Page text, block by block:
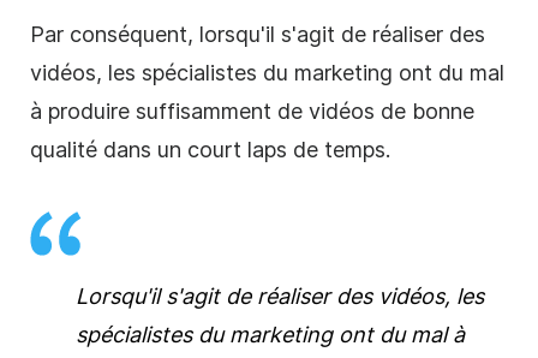
Par conséquent, lorsqu'il s'agit de réaliser des
vidéos, les spécialistes du marketing ont du mal
à produire suffisamment de vidéos de bonne
qualité dans un court laps de temps.
Lorsqu'il s'agit de réaliser desvidéos, les
spécialistes du marketing ont du mal à